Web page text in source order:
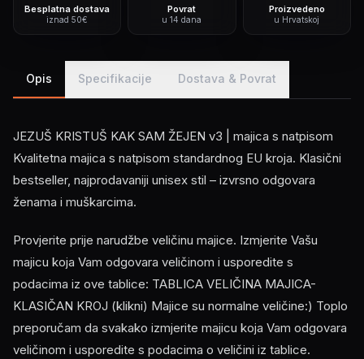
Besplatna dostava
iznad 50€
Povrat
u 14 dana
Proizvedeno
u Hrvatskoj
Opis Specifikacije Dostava & Povrat
JEZUŠ KRISTUŠ KAK SAM ŽEJEN v3 | majica s natpisom
Kvalitetna majica s natpisom standardnog EU kroja. Klasični
bestseller, najprodavaniji unisex stil – izvrsno odgovara
ženama i muškarcima.
Provjerite prije narudžbe veličinu majice. Izmjerite Vašu
majicu koja Vam odgovara veličinom i usporedite s
podacima iz ove tablice: TABLICA VELIČINA MAJICA-
KLASIČAN KROJ (klikni) Majice su normalne veličine:) Toplo
preporučam da svakako izmjerite majicu koja Vam odgovara
veličinom i usporedite s podacima o veličini iz tablice.